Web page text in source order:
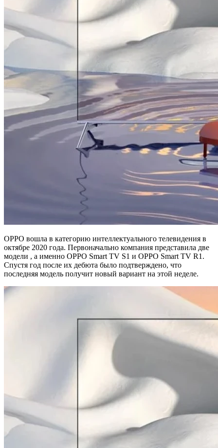
OPPO вошла в категорию интеллектуального телевидения в
октябре 2020 года. Первоначально компания представила две
модели , а именно OPPO Smart TV S1 и OPPO Smart TV R1.
Спустя год после их дебюта было подтверждено, что
последняя модель получит новый вариант на этой неделе.